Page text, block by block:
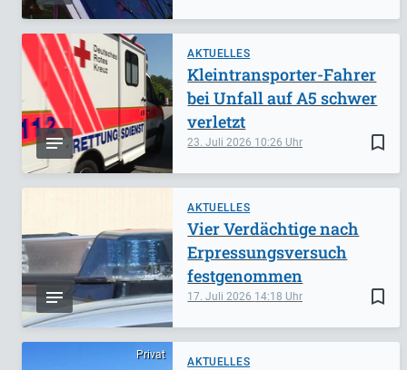
AKTUELLES
bookmark_border
23. Juli 2026 10:26
Kleintransporter-Fahrer
bei Unfall auf A5 schwer
verletzt
AKTUELLES
bookmark_border
17. Juli 2026 14:18
Vier Verdächtige nach
Erpressungsversuch
festgenommen
Privat
AKTUELLES